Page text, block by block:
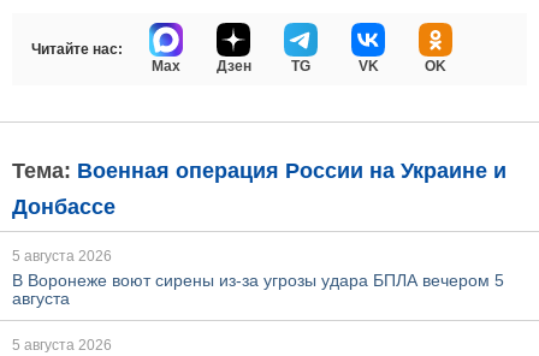
Читайте нас:
Max
Дзен TG VK OK
Тема: Военная операция России на Украине и
Донбассе
5 августа 2026
В Воронеже воют сирены из-за угрозы удара БПЛА вечером 5
августа
5 августа 2026